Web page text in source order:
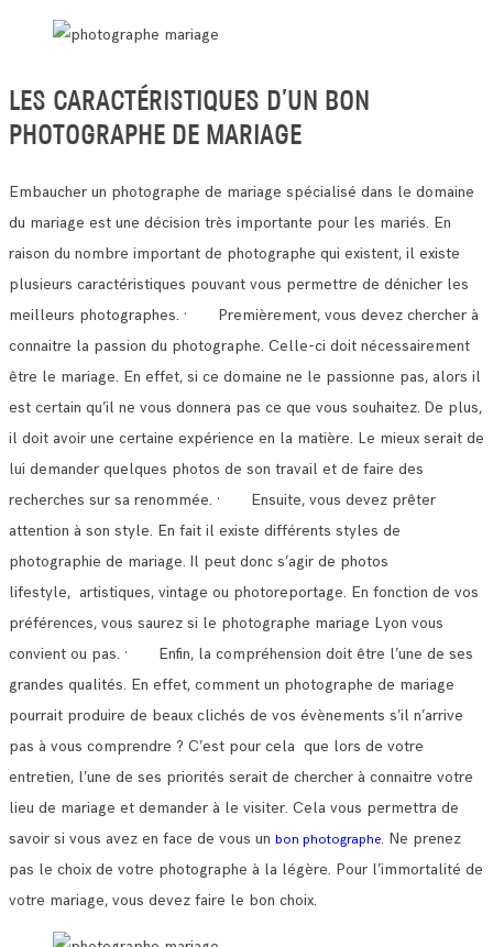
LES CARACTÉRISTIQUES D’UN BON
PHOTOGRAPHE DE MARIAGE
Embaucher un photographe de mariage spécialisé dans le domaine
du mariage est une décision très importante pour les mariés. En
raison du nombre important de photographe qui existent, il existe
plusieurs caractéristiques pouvant vous permettre de dénicher les
meilleurs photographes. · Premièrement, vous devez chercher à
connaitre la passion du photographe. Celle-ci doit nécessairement
être le mariage. En effet, si ce domaine ne le passionne pas, alors il
est certain qu’il ne vous donnera pas ce que vous souhaitez. De plus,
il doit avoir une certaine expérience en la matière. Le mieux serait de
lui demander quelques photos de son travail et de faire des
recherches sur sa renommée. · Ensuite, vous devez prêter
attention à son style. En fait il existe différents styles de
photographie de mariage. Il peut donc s’agir de photos
lifestyle, artistiques, vintage ou photoreportage. En fonction de vos
préférences, vous saurez si le photographe mariage Lyon vous
convient ou pas. · Enfin, la compréhension doit être l’une de ses
grandes qualités. En effet, comment un photographe de mariage
pourrait produire de beaux clichés de vos évènements s’il n’arrive
pas à vous comprendre ? C’est pour cela que lors de votre
entretien, l’une de ses priorités serait de chercher à connaitre votre
lieu de mariage et demander à le visiter. Cela vous permettra de
savoir si vous avez en face de vous un bon photographe. Ne prenez
pas le choix de votre photographe à la légère. Pour l’immortalité de
votre mariage, vous devez faire le bon choix.